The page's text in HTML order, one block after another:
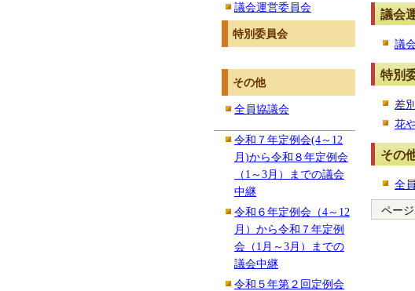
議会
議
特別
差
花
その
全
ページ
議会運営委員会
特別委員会
その他
全員協議会
令和７年定例会(4～12
月)から令和８年定例会
（1～3月）までの議会
中継
令和６年定例会（4～12
月）から令和７年定例
会（1月～3月）までの
議会中継
令和５年第２回定例会